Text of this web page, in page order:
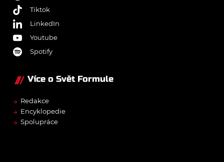
Tiktok
LinkedIn
Youtube
Spotify
Více o Svět Formule
→ Redakce
→ Encyklopedie
→ Spolupráce